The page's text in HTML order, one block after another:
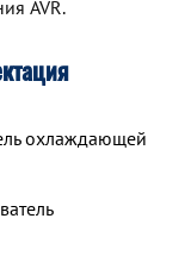
AVR.
охлаждающей